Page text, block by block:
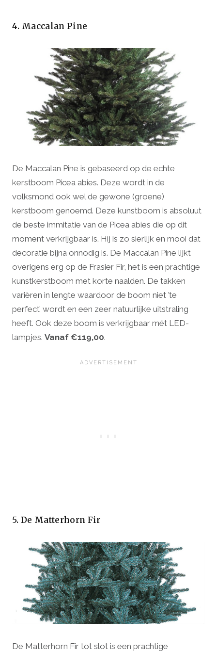
4. Maccalan Pine
De Maccalan Pine is gebaseerd op de echte
kerstboom Picea abies. Deze wordt in de
volksmond ook wel de gewone (groene)
kerstboom genoemd. Deze kunstboom is absoluut
de beste immitatie van de Picea abies die op dit
moment verkrijgbaar is. Hij is zo sierlijk en mooi dat
decoratie bijna onnodig is. De Maccalan Pine lijkt
overigens erg op de Frasier Fir, het is een prachtige
kunstkerstboom met korte naalden. De takken
variëren in lengte waardoor de boom niet ’te
perfect’ wordt en een zeer natuurlijke uitstraling
heeft. Ook deze boom is verkrijgbaar mét LED-
lampjes. Vanaf €119,00.
5. De Matterhorn Fir
De Matterhorn Fir tot slot is een prachtige